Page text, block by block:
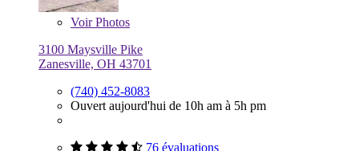
VoirPhotos
3100 Maysville Pike
Zanesville, OH 43701
(740) 452-8083
Ouvert aujourd'hui de 10h am à 5h pm
76 évaluations